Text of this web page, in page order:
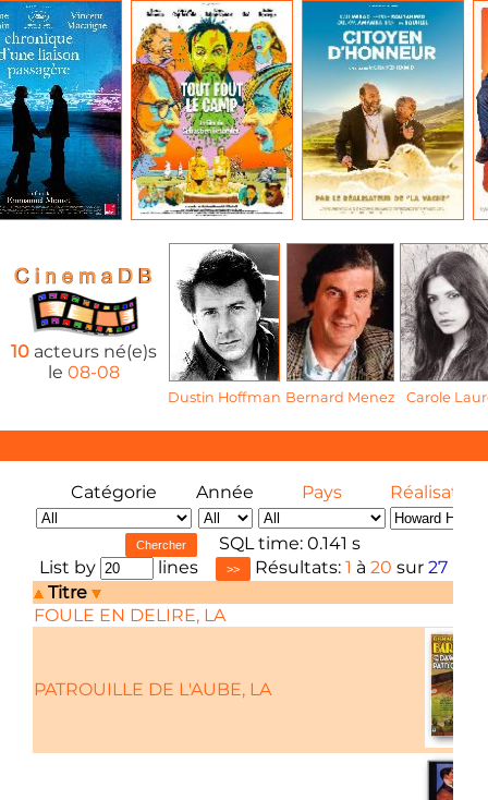
10acteurs né(e)s
le 08-08
Dustin Hoffman Bernard Menez Carole
Catégorie Année Pays Réalisateur
SQL time: 0.141 s
List by
lines Résultats: 1 à 20 sur 27
Titre
FOULE EN DELIRE, LA
PATROUILLE DE L'AUBE, LA